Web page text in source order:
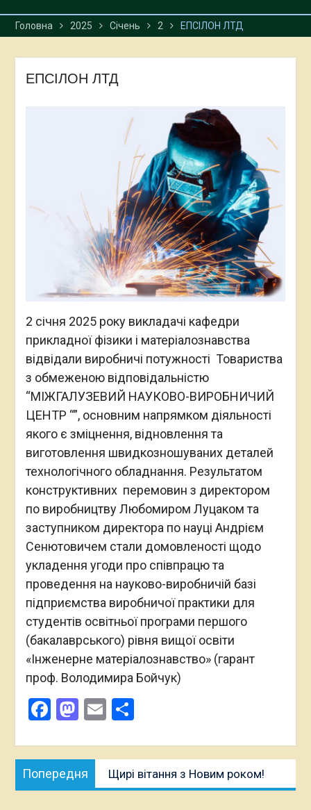
Головна 2025 Січень 2 ЕПСІЛОН ЛТД
ЕПСІЛОН ЛТД
2 січня 2025 року викладачі кафедри
прикладної фізики і матеріалознавства
відвідали виробничі потужності Товариства
з обмеженою відповідальністю
“МІЖГАЛУЗЕВИЙ НАУКОВО-ВИРОБНИЧИЙ
ЦЕНТР “”, основним напрямком діяльності
якого є зміцнення, відновлення та
виготовлення швидкозношуваних деталей
технологічного обладнання. Результатом
конструктивних перемовин з директором
по виробництву Любомиром Луцаком та
заступником директора по науці Андрієм
Сенютовичем стали домовленості щодо
укладення угоди про співпрацю та
проведення на науково-виробничій базі
підприємства виробничої практики для
студентів освітньої програми першого
(бакалаврського) рівня вищої освіти
«Інженерне матеріалознавство» (гарант
проф. Володимира Бойчук)
Facebook
Mastodon
EmailПоділитися
Навігація
записів
Попередня
публікація:
Щирі вітання з Новим роком!